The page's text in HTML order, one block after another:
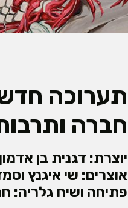
תערוכה
חברה
יוצרת: דגנית בן אדמון
אוצרים: שי איגנץ
פתיחה ושיח גלריה: חמישי |